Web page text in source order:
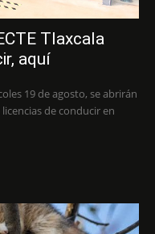
Tlaxcala
aquí
19 de agosto, se abrirán
de conducir en